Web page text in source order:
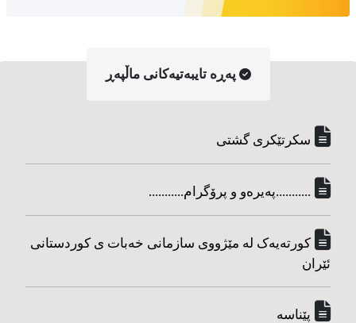
په‌ڕه‌ تایبه‌تیه‌کانی ماڵپه‌ڕ
سکرتێکری گشتی
...........په‌یره‌و و پرۆگرام...........
کورته‌یه‌ک له مێژووی سازمانی خه‌بات ی کوردستانی
ئێران
پێناسه‌